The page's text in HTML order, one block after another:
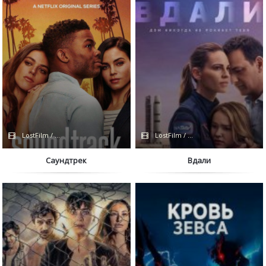
LostFilm / Netflix
Саундтрек
LostFilm / Netflix
Вдали